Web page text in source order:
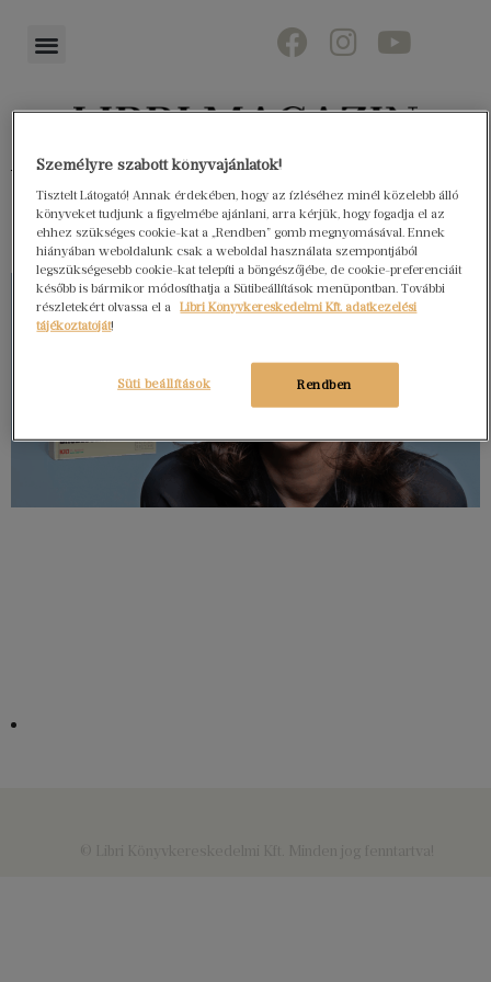
Könyvektől az olvasókig
Személyre szabott könyvajánlatok!
Tisztelt Látogató! Annak érdekében, hogy az ízléséhez minél közelebb álló
könyveket tudjunk a figyelmébe ajánlani, arra kérjük, hogy fogadja el az
ehhez szükséges cookie-kat a „Rendben” gomb megnyomásával. Ennek
hiányában weboldalunk csak a weboldal használata szempontjából
legszükségesebb cookie-kat telepíti a böngészőjébe, de cookie-preferenciáit
később is bármikor módosíthatja a Sütibeállítások menüpontban. További
részletekért olvassa el a
Libri Könyvkereskedelmi Kft. adatkezelési
tájékoztatóját!
Rendben
Süti beállítások